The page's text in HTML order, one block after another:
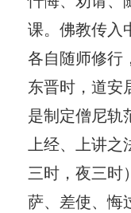
课。佛教传入
各自随师修行
东晋时，道安
是制定僧尼轨
上经、上讲之
三时，夜三时
萨、差使、悔